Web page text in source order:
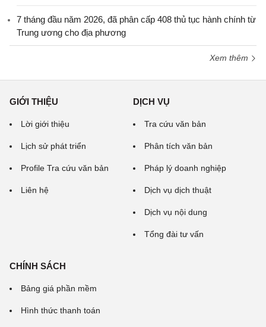
7 tháng đầu năm 2026, đã phân cấp 408 thủ tục hành chính từ
Trung ương cho địa phương
Xem thêm
GIỚI THIỆU
Lời giới thiệu
Lịch sử phát triển
Profile Tra cứu văn bản
Liên hệ
DỊCH VỤ
Tra cứu văn bản
Phân tích văn bản
Pháp lý doanh nghiệp
Dịch vụ dịch thuật
Dịch vụ nội dung
Tổng đài tư vấn
CHÍNH SÁCH
Bảng giá phần mềm
Hình thức thanh toán